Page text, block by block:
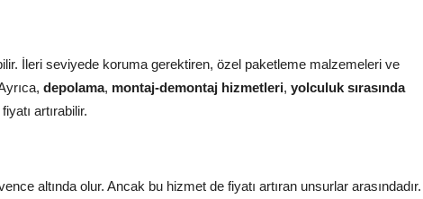
İleri seviyede koruma gerektiren, özel paketleme malzemeleri ve
depolama, montaj-demontaj hizmetleri, yolculuk sırasında
artırabilir.
altında olur. Ancak bu hizmet de fiyatı artıran unsurlar arasındadır.